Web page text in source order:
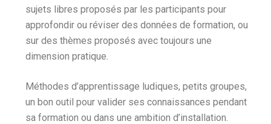
sujets libres proposés par les participants pour
approfondir ou réviser des données de formation, ou
sur des thèmes proposés avec toujours une
dimension pratique.
Méthodes d’apprentissage ludiques, petits groupes,
un bon outil pour valider ses connaissances pendant
sa formation ou dans une ambition d’installation.